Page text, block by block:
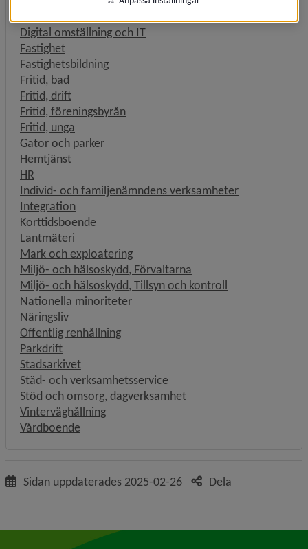
Digital omställning och IT
Fastighet
Fastighetsbildning
Fritid, bad
Fritid, drift
Fritid, föreningsbyrån
Fritid, unga
Gator och parker
Hemtjänst
HR
Individ- och familjenämndens verksamheter
Integration
Korttidsboende
Lantmäteri
Mark och exploatering
Miljö- och hälsoskydd, Förvaltarna
Miljö- och hälsoskydd, Tillsyn och kontroll
Nationella minoriteter
Näringsliv
Offentlig renhållning
Parkdrift
Stadsarkivet
Städ- och verksamhetsservice
Stöd och omsorg, dagverksamhet
Vinterväghållning
Vårdboende
Sidan uppdaterades 2025-02-26 Dela